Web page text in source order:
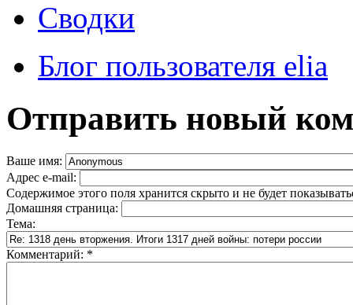
Сводки
Блог пользователя elia
Отправить новый
Ваше имя:
Адрес e-mail:
Содержимое этого поля хранится скрыто и не будет
Домашняя страница:
Тема:
Комментарий: *